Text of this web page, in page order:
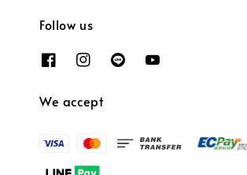
Follow us
We accept